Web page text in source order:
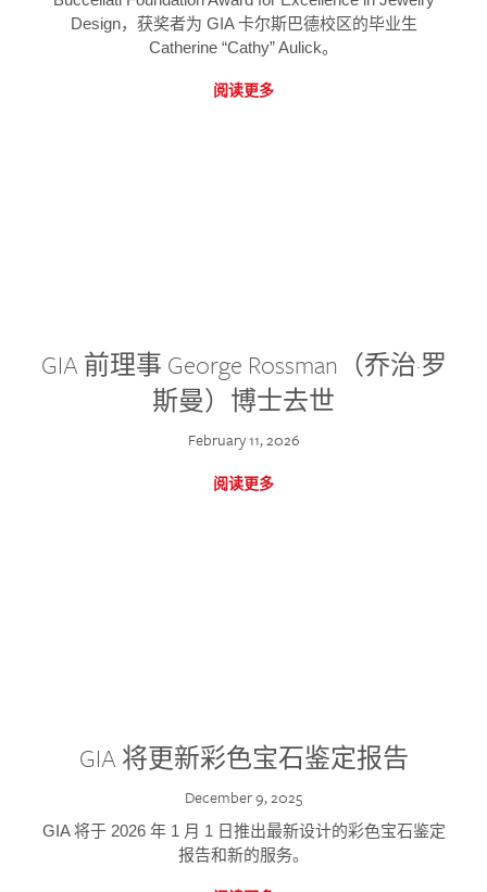
Design，获奖者为 GIA 卡尔斯巴德校区的毕业生
Catherine “Cathy” Aulick。
阅读更多
GIA 前理事 George Rossman（乔治·罗
斯曼）博士去世
February 11, 2026
阅读更多
GIA 将更新彩色宝石鉴定报告
December 9, 2025
GIA 将于 2026 年 1 月 1 日推出最新设计的彩色宝石鉴定
报告和新的服务。